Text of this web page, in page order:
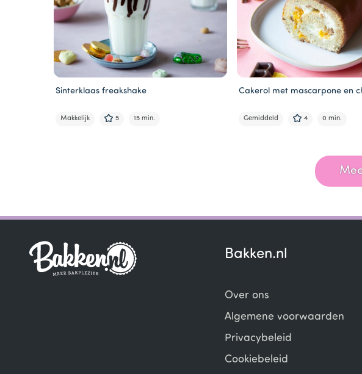
Sinterklaas freakshake
Makkelijk 5 15 min.
Cakerol met mascarpone en
Gemiddeld 4 0 min.
Bakken.nl
Over ons
Algemene voorwaarden
Privacybeleid
Cookiebeleid